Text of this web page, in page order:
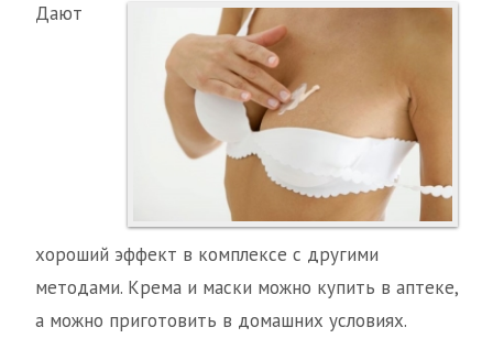
Дают
хороший эффект в комплексе с другими
методами. Крема и маски можно купить в аптеке,
а можно приготовить в домашних условиях.